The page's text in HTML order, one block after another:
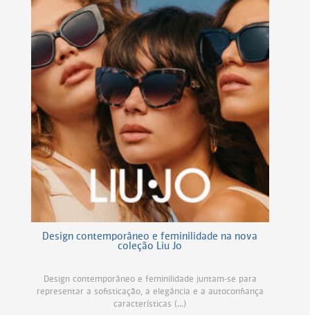
Design contemporâneo e feminilidade na nova
coleção Liu Jo
Design contemporâneo e feminilidade juntam-se para
representar a sofisticação, a elegância e a autoconfiança
características (...)